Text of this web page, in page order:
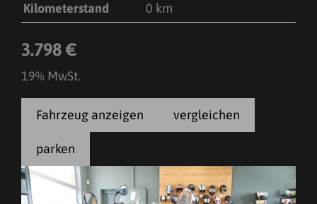
Kilometerstand
0 km
3.798 €
19% MwSt.
Fahrzeug anzeigen vergleichen
parken